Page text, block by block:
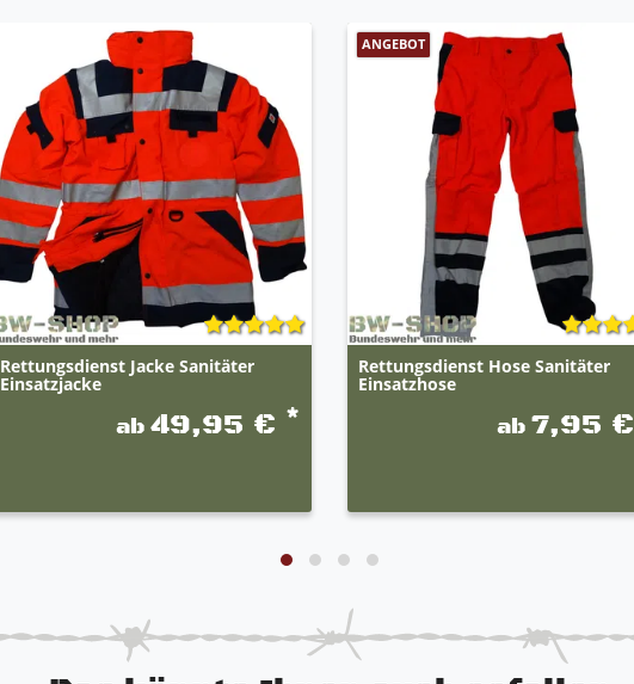
Rettungsdienst Jacke Sanitäter
Einsatzjacke
ab 49,95 € *
ANGEBOT
Rettungsdienst Hose Sanitäter
Einsatzhose
ab 7,95 €